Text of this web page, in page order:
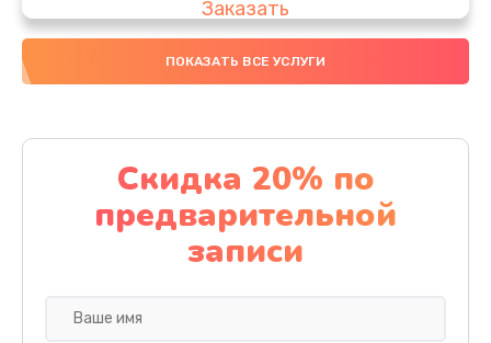
Заказать
Замена южного моста
Заказать
Чистка от пыли
1060 руб.
Заказать
ПОКАЗАТЬ ВСЕ УСЛУГИ
Скидка 20% по
предварительной
записи